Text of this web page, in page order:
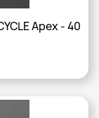
Apex - 40